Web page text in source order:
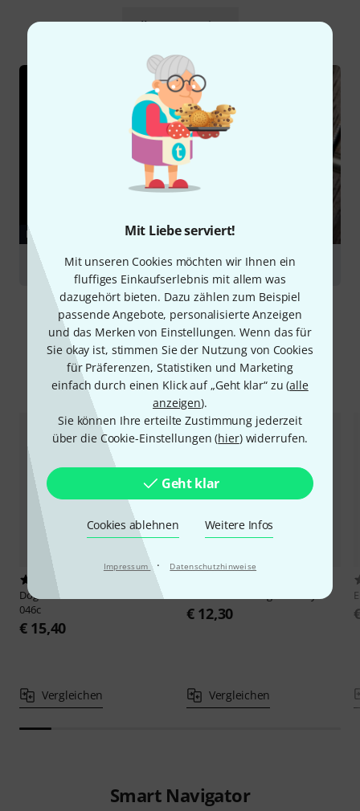
Mit Liebe serviert!
Mit unseren Cookies möchten wir Ihnen ein
fluffiges Einkaufserlebnis mit allem was
dazugehört bieten. Dazu zählen zum Beispiel
passende Angebote, personalisierte Anzeigen
und das Merken von Einstellungen. Wenn das für
Sie okay ist, stimmen Sie der Nutzung von Cookies
für Präferenzen, Statistiken und Marketing
einfach durch einen Klick auf „Geht klar“ zu (alle
anzeigen).
Sie können Ihre erteilte Zustimmung jederzeit
über die Cookie-Einstellungen (hier) widerrufen.
Geht klar
Cookies ablehnen Weitere Infos
Impressum · Datenschutzhinweise
Alle Ratgeber
RATGEBER
Saitenkunde
Alternativen vergleichen
Dogal
RW87C Carbonsteel 010-
046c
€ 15,40
Vergleichen
€ 12,30
Vergleichen
Smart Navigator